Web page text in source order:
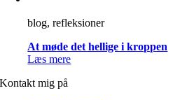
blog, refleksioner
At møde det hellige i kroppen
Læs mere
Kontakt mig på